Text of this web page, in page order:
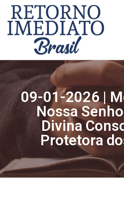
09-01-2026 |
Nossa
Divina
Protetora